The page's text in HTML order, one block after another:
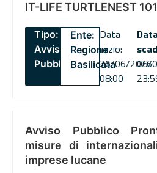
IT-LIFE TURTLENEST
Tipo:
Avviso
Pubblico
Ente:
Regione
Basilicata
Data
inizio:
26/06/2026
08:00
06/
Avviso Pubblico
misure di
imprese lucane